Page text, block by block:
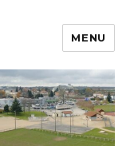
MENU